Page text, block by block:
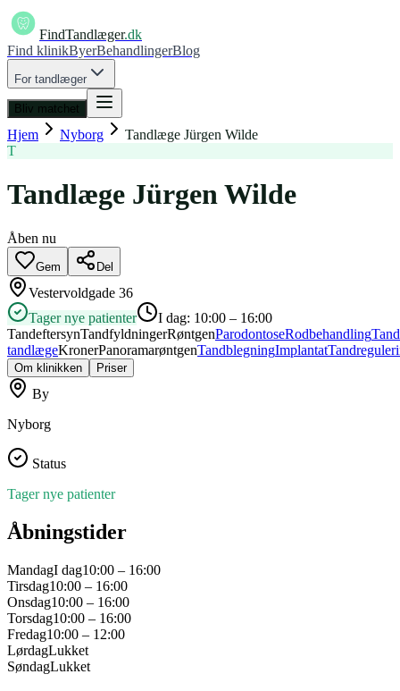
FindTandlæger.dk
Find klinikByerBehandlingerBlog
For tandlæger
Bliv matchet
Hjem Nyborg
Tandlæge Jürgen Wilde
T
Tandlæge Jürgen Wilde
Åben nu
Gem Del
Vestervoldgade 36
Tager nye patienter
I dag: 10:00 – 16:00
TandeftersynTandfyldningerRøntgenParodontoseRodbehandling
tandlægeKronerPanoramarøntgenTandblegningImplantat
Om klinikken Priser
By
Nyborg
Status
Tager nye patienter
Åbningstider
MandagI dag10:00 – 16:00
Tirsdag10:00 – 16:00
Onsdag10:00 – 16:00
Torsdag10:00 – 16:00
Fredag10:00 – 12:00
LørdagLukket
SøndagLukket